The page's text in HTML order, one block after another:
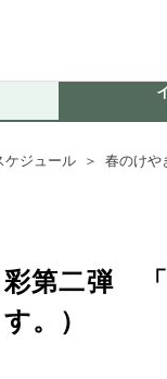
ケジュール ＞ 春のけ
第二弾
。）